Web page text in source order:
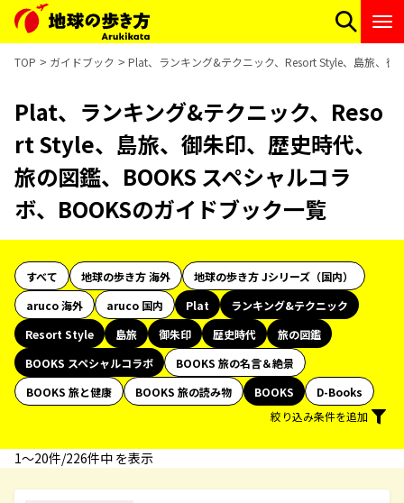
TOP ガイドブック Plat、ランキング&テクニック、Resort Style、島旅、御
Plat、ランキング&テクニック、Reso
rt Style、島旅、御朱印、歴史時代、
旅の図鑑、BOOKS スペシャルコラ
ボ、BOOKSのガイドブック一覧
すべて 地球の歩き方 海外
地球の歩き方 Jシリーズ（国内）
aruco 海外
aruco 国内 Plat
ランキング&テクニック
Resort Style
島旅 御朱印 歴史時代
旅の図鑑
BOOKS スペシャルコラボ
BOOKS 旅の名言＆絶景
BOOKS 旅と健康
BOOKS 旅の読み物 BOOKS
D-Books
絞り込み条件を追加
1〜20件/226件中 を表示